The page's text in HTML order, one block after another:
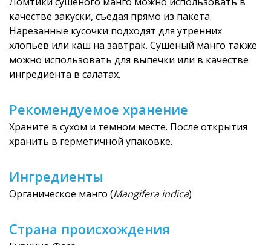
качестве закуски, съедая прямо из пакета.
Нарезанные кусочки подходят для утренних
хлопьев или каш на завтрак. Сушеный манго также
можно использовать для выпечки или в качестве
ингредиента в салатах.
Рекомендуемое хранение
Храните в сухом и темном месте. После открытия
хранить в герметичной упаковке.
Ингредиенты
Органическое манго (Mangifera indica)
Страна происхождения